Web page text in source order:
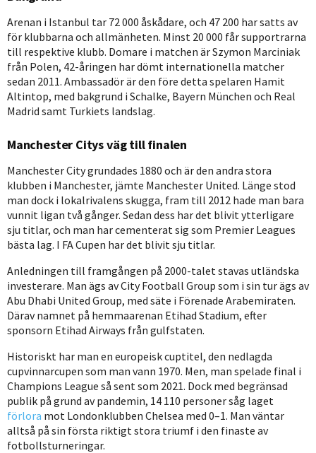
Arenan i Istanbul tar 72 000 åskådare, och 47 200 har satts av
för klubbarna och allmänheten. Minst 20 000 får supportrarna
till respektive klubb. Domare i matchen är Szymon Marciniak
från Polen, 42-åringen har dömt internationella matcher
sedan 2011. Ambassadör är den före detta spelaren Hamit
Altintop, med bakgrund i Schalke, Bayern München och Real
Madrid samt Turkiets landslag.
Manchester Citys väg till finalen
Manchester City grundades 1880 och är den andra stora
klubben i Manchester, jämte Manchester United. Länge stod
man dock i lokalrivalens skugga, fram till 2012 hade man bara
vunnit ligan två gånger. Sedan dess har det blivit ytterligare
sju titlar, och man har cementerat sig som Premier Leagues
bästa lag. I FA Cupen har det blivit sju titlar.
Anledningen till framgången på 2000-talet stavas utländska
investerare. Man ägs av City Football Group som i sin tur ägs av
Abu Dhabi United Group, med säte i Förenade Arabemiraten.
Därav namnet på hemmaarenan Etihad Stadium, efter
sponsorn Etihad Airways från gulfstaten.
Historiskt har man en europeisk cuptitel, den nedlagda
cupvinnarcupen som man vann 1970. Men, man spelade final i
Champions League så sent som 2021. Dock med begränsad
publik på grund av pandemin, 14 110 personer såg laget
förlora mot Londonklubben Chelsea med 0–1. Man väntar
alltså på sin första riktigt stora triumf i den finaste av
fotbollsturneringar.